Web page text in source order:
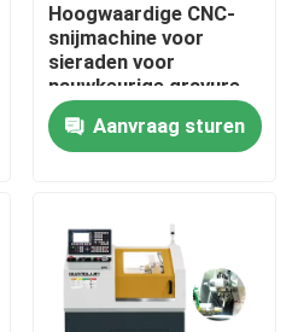
Hoogwaardige CNC-
snijmachine voor
sieraden voor
nauwkeurige gravure
Aanvraag sturen